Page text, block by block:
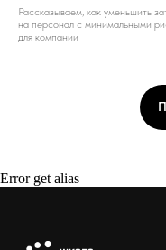
Рассказываем, как уменьшить
на персонал с минимальными
для компании
Error get alias